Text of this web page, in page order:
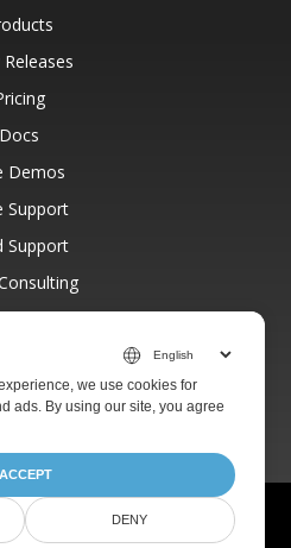
Docs
Demos
Support
Support
Blog
2026.
All Rights Reserved.
Terms of use
we use cookies for
ads. By using our site, you agree
ACCEPT
DENY